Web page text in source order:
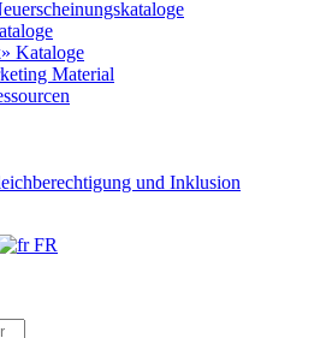
Kataloge
Material
und Inklusion
FR